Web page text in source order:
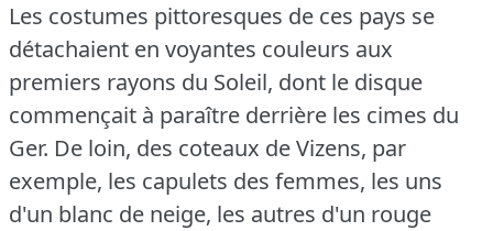
Les costumes pittoresques de ces pays se
détachaient en voyantes couleurs aux
premiers rayons du Soleil, dont le disque
commençait à paraître derrière les cimes du
Ger. De loin, des coteaux de Vizens, par
exemple, les capulets des femmes, les uns
d'un blanc de neige, les autres d'un rouge